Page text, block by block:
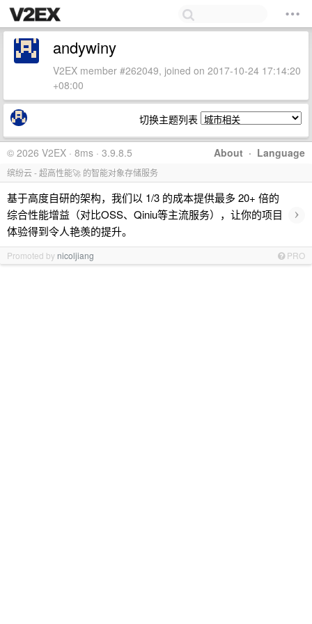
andywiny
V2EX member #262049, joined on 2017-10-24 17:14:20
+08:00
切换主题列表
About · Language
© 2026 V2EX · 8ms · 3.9.8.5
缤纷云 - 超高性能🚀 的智能对象存储服务
基于高度自研的架构，我们以 1/3 的成本提供最多 20+ 倍的
综合性能增益（对比OSS、Qiniu等主流服务），让你的项目
体验得到令人艳羡的提升。
›
Promoted by nicoljiang PRO